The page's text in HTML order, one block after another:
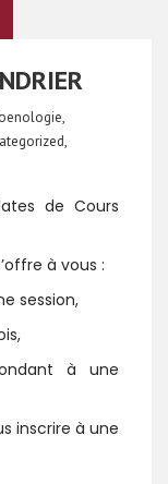
,
,
de Cours
à vous :
session,
à une
inscrire à une